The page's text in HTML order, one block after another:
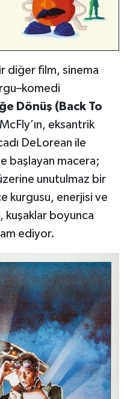
diğer film, sinema
Dönüş (Back To
eksantrik
DeLorean ile
başlayan macera;
unutulmaz bir
kurgusu, enerjisi ve
kuşaklar boyunca
ediyor.